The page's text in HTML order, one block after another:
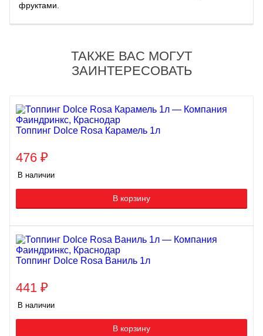
фруктами.
ТАКЖЕ ВАС МОГУТ
ЗАИНТЕРЕСОВАТЬ
Топпинг Dolce Rosa Карамель 1л
476 ₽
В наличии
В корзину
Топпинг Dolce Rosa Ваниль 1л
441 ₽
В наличии
В корзину